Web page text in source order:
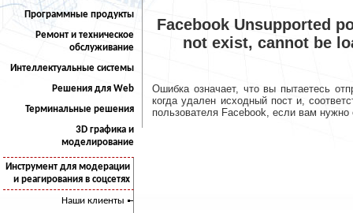
Программные продукты
Ремонт и техническое
обслуживание
Интеллектуальные системы
Решения для Web
Терминальные решения
3D графика и
моделирование
Инструмент для модерации
и реагирования в соцсетях
Наши клиенты
Facebook Unsupported
not exist, cannot be
Ошибка означает, что вы пытаетесь
когда удален исходный пост и,
пользователя Facebook, если вам нужно